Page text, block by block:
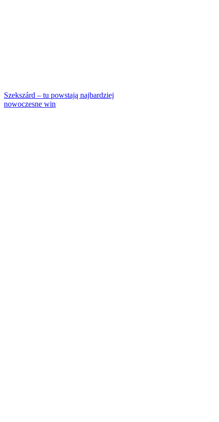
Szekszárd – tu powstają najbardziej
nowoczesne win